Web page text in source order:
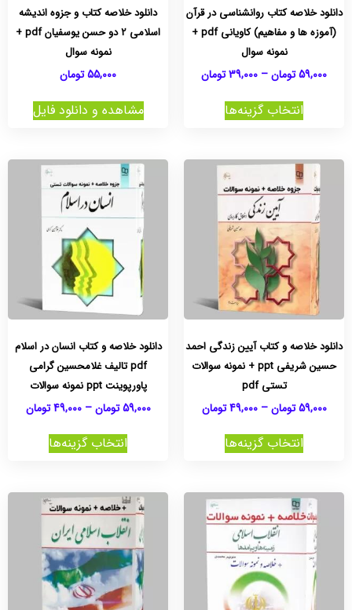
دانلود خلاصه کتاب روانشناسی در قرآن
(آموزه ها و مفاهیم) کاویانی pdf +
نمونه سوال
59,000تومان–
39,000تومان
انتخاب گزینه‌ها
دانلود خلاصه کتاب و جزوه اندیشه
اسلامی 2 دو حسن یوسفیان pdf +
نمونه سوال
55,000تومان
مشاهده و دانلود فایل
دانلود خلاصه و کتاب آیین زندگی احمد
حسین شریفی ppt + نمونه سوالات
تستی pdf
59,000 تومان –
49,000 تومان
انتخاب گزینه‌ها
دانلود خلاصه و کتاب انسان در اسلام
pdf تالیف غلامحسین گرامی
پاورپوینت ppt نمونه سوالات
59,000 تومان –
49,000 تومان
انتخاب گزینه‌ها